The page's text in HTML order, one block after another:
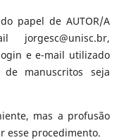
papel de AUTOR/A
jorgesc@unisc.br,
e e-mail utilizado
manuscritos seja
mas a profusão
esse procedimento.